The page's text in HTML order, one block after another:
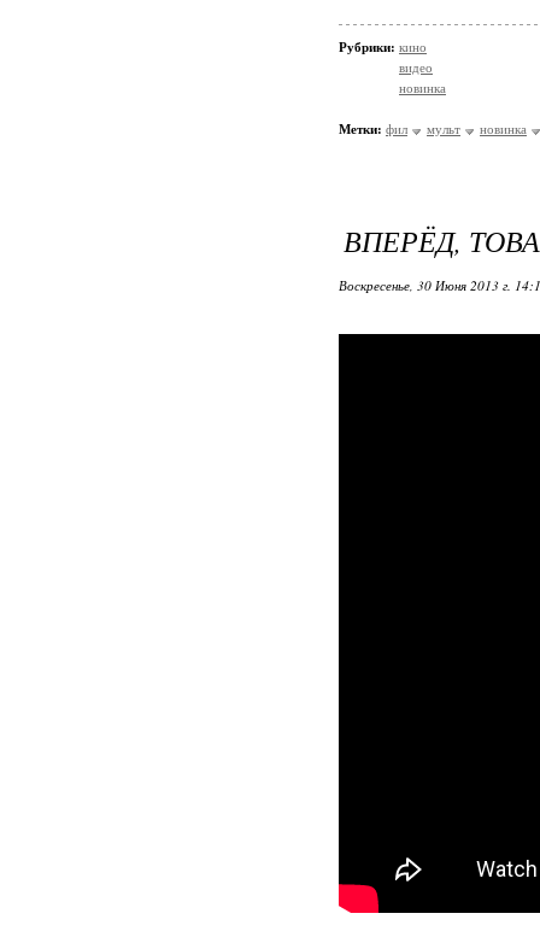
Рубрики: кино
видео
новинка
Метки: фил мульт новинка
ВПЕРЁД,
Воскресенье, 30 Июня 2013 г.